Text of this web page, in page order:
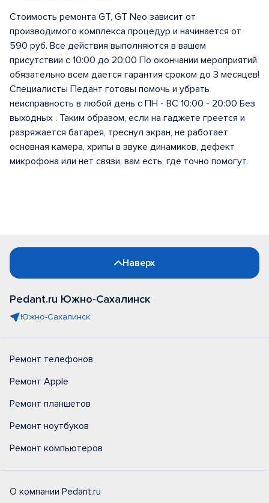
Стоимость ремонта GT, GT Neo зависит от
производимого комплекса процедур и начинается от
590 руб. Все действия выполняются в вашем
присутствии с 10:00 до 20:00 По окончании мероприятий
обязательно всем дается гарантия сроком до 3 месяцев!
Специалисты Педант готовы помочь и убрать
неисправность в любой день с ПН - ВС 10:00 - 20:00 Без
выходных . Таким образом, если на гаджете греется и
разряжается батарея, треснул экран, не работает
основная камера, хрипы в звуке динамиков, дефект
микрофона или нет связи, вам есть, где точно помогут.
Наверх
Pedant.ru Южно-Сахалинск
Южно-Сахалинск
Ремонт телефонов
Ремонт Apple
Ремонт планшетов
Ремонт ноутбуков
Ремонт компьютеров
О компании Pedant.ru